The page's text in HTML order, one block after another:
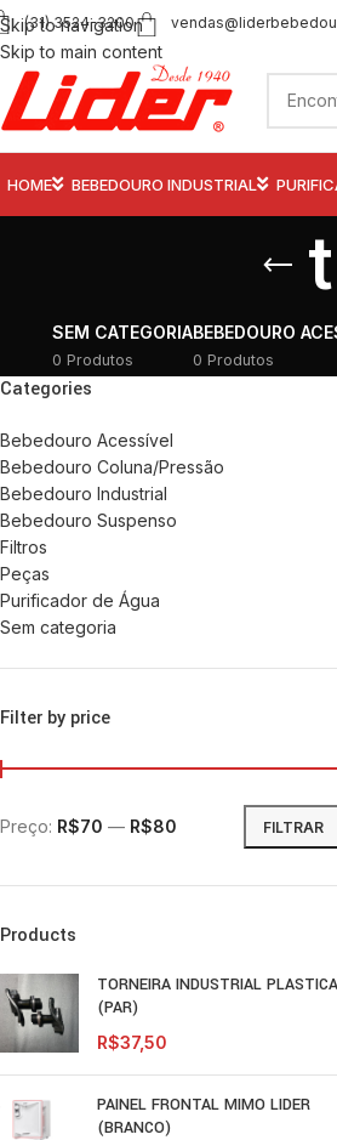
Skip to navigation
Skip to main content
(31) 3524-3200
HOME BEBEDOURO INDUSTRIAL
SEM CATEGORIA
0 Produtos
BEBEDOURO
0 Produtos
Categories
Bebedouro Acessível
Bebedouro Coluna/Pressão
Bebedouro Industrial
Bebedouro Suspenso
Filtros
Peças
Purificador de Água
Sem categoria
Filter by price
FILTRAR
Preço: R$70 — R$80
Products
TORNEIRA INDUSTRIAL PLASTICA
(PAR)
R$37,50
PAINEL FRONTAL MIMO LIDER
(BRANCO)